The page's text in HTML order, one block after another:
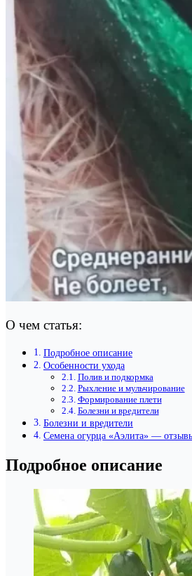
О чем статья:
Подробное описание
Особенности ухода
Полив и подкормка
Рыхление и мульчирование
Формирование плети
Болезни и вредители
Болезни и вредители
Семена огурца «Аэлита» —
Подробное описание